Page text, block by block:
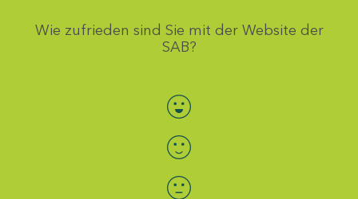
Wie zufrieden sind Sie mit der Website der
SAB?
Bewertung auswählen